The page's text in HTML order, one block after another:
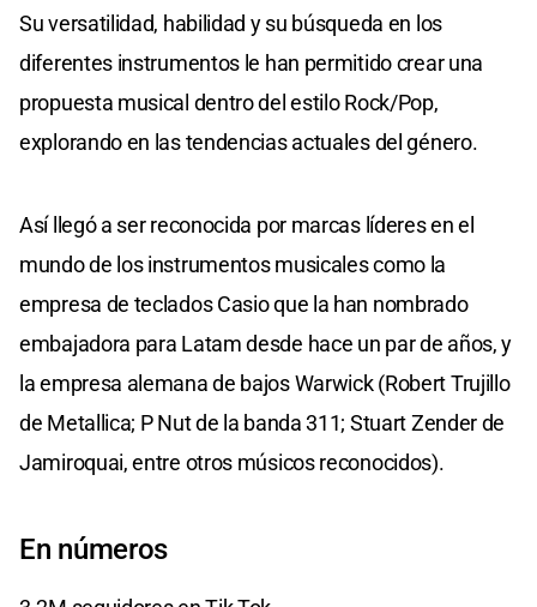
Su versatilidad, habilidad y su búsqueda en los
diferentes instrumentos le han permitido crear una
propuesta musical dentro del estilo Rock/Pop,
explorando en las tendencias actuales del género.
Así llegó a ser reconocida por marcas líderes en el
mundo de los instrumentos musicales como la
empresa de teclados Casio que la han nombrado
embajadora para Latam desde hace un par de años, y
la empresa alemana de bajos Warwick (Robert Trujillo
de Metallica; P Nut de la banda 311; Stuart Zender de
Jamiroquai, entre otros músicos reconocidos).
En números